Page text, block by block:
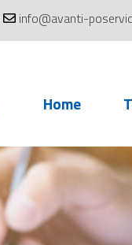
info@avanti-
Home